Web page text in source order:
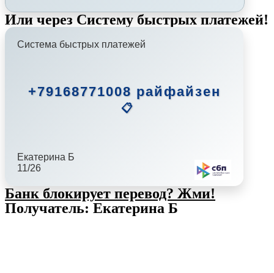
Или через Систему быстрых платежей!
Система быстрых платежей
+79168771008 райфайзен
📋
Екатерина Б
11/26
Банк блокирует перевод? Жми!
Получатель: Екатерина Б